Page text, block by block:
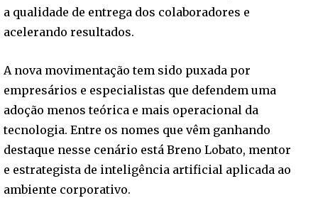
a qualidade de entrega dos colaboradores e
acelerando resultados.
A nova movimentação tem sido puxada por
empresários e especialistas que defendem uma
adoção menos teórica e mais operacional da
tecnologia. Entre os nomes que vêm ganhando
destaque nesse cenário está Breno Lobato, mentor
e estrategista de inteligência artificial aplicada ao
ambiente corporativo.